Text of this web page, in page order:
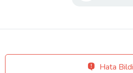
Hata